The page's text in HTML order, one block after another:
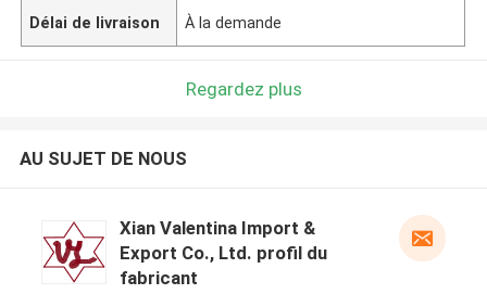
Délai de livraison À la demande
Regardez plus
AU SUJET DE NOUS
Xian Valentina Import &
Export Co., Ltd. profil du
fabricant